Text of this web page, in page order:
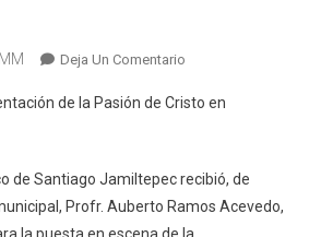
Deja Un ComentarioEn
Edil
De
La
de la Pasión de Cristo en
de Santiago Jamiltepec recibió, de
Profr. Auberto Ramos Acevedo,
la puesta en escena de la